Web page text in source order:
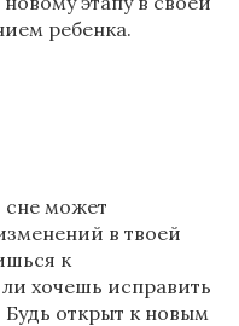
ребенка.
сне может
в твоей
к
хочешь исправить
открыт к новым